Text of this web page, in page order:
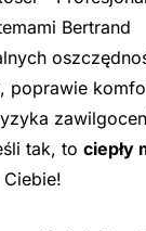
Bertrand
poprawie
tak, to ciepły